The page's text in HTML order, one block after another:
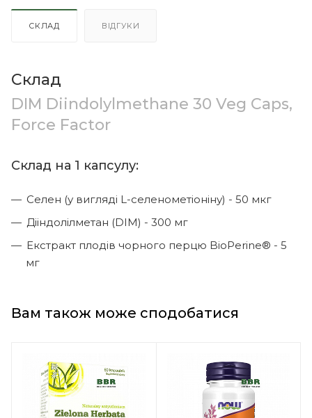
СКЛАД ВІДГУКИ
Склад
DIM Diindolylmethane 30 Veg Caps,
Force Factor
Склад на 1 капсулу:
Селен (у вигляді L-селенометіоніну) - 50 мкг
Дііндолілметан (DIM) - 300 мг
Екстракт плодів чорного перцю BioPerine® - 5
мг
Вам також може сподобатися